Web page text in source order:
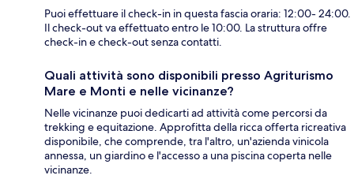
Puoi effettuare il check-in in questa fascia oraria: 12:00- 24:00.
Il check-out va effettuato entro le 10:00. La struttura offre
check-in e check-out senza contatti.
Quali attività sono disponibili presso Agriturismo
Mare e Monti e nelle vicinanze?
Nelle vicinanze puoi dedicarti ad attività come percorsi da
trekking e equitazione. Approfitta della ricca offerta ricreativa
disponibile, che comprende, tra l'altro, un'azienda vinicola
annessa, un giardino e l'accesso a una piscina coperta nelle
vicinanze.